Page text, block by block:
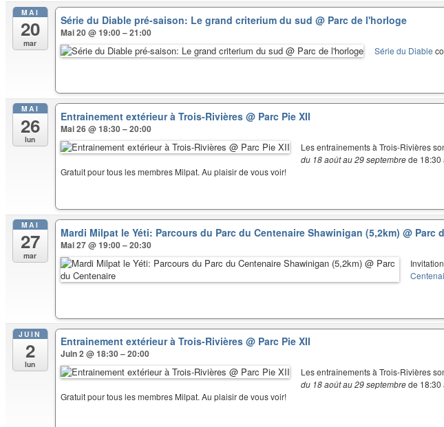
MAI
20
mar
Série du Diable pré-saison: Le grand criterium du sud@ Parc de l'horloge
Mai 20 @ 19:00 – 21:00
Série du Diable
MAI
26
lun
Entrainement extérieur à Trois-Rivières@ Parc Pie XII
Mai 26 @ 18:30 – 20:00
Les entraînements à Trois-Rivières
du 18 août au 29 septembrede 18:30
Gratuit pour tous les membres Milpat. Au plaisir de vous voir!
MAI
27
mar
Mardi Milpat le Yéti: Parcours du Parc du Centenaire Shawinigan (5,2km)@ Parc
Mai 27 @ 19:00 – 20:30
JUIN
2
lun
Entrainement extérieur à Trois-Rivières@ Parc Pie XII
Juin 2 @ 18:30 – 20:00
Les entraînements à Trois-Rivières
du 18 août au 29 septembrede 18:30
Gratuit pour tous les membres Milpat. Au plaisir de vous voir!